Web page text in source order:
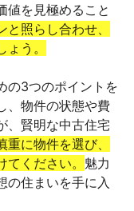
値を見極めること
照らし合わせ、
う。
の3つのポイントを
、物件の状態や費
、賢明な中古住宅
重に物件を選び、
ください。 魅力
の住まいを手に入